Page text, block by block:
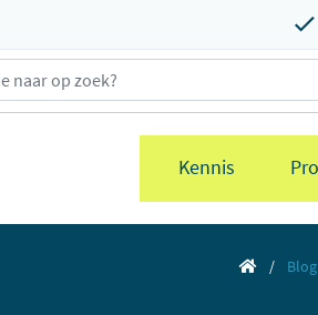
Kennis
Blog